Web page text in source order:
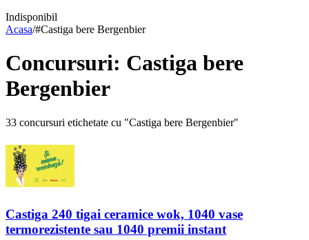
Indisponibil
Acasa/#Castiga bere Bergenbier
Concursuri: Castiga bere
Bergenbier
33 concursuri etichetate cu "Castiga bere Bergenbier"
Castiga 240 tigai ceramice wok, 1040 vase
termorezistente sau 1040 premii instant